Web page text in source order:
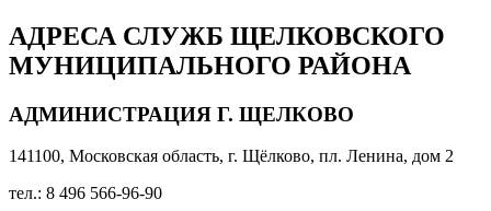
АДРЕСА СЛУЖБ ЩЕЛКОВСКОГО
МУНИЦИПАЛЬНОГО РАЙОНА
АДМИНИСТРАЦИЯ Г. ЩЕЛКОВО
141100, Московская область, г. Щёлково, пл. Ленина, дом 2
тел.: 8 496 566-96-90